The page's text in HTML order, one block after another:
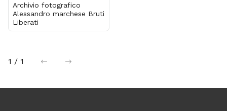
Archivio fotografico
Alessandro marchese Bruti
Liberati
1 / 1 precedentesuccessiva